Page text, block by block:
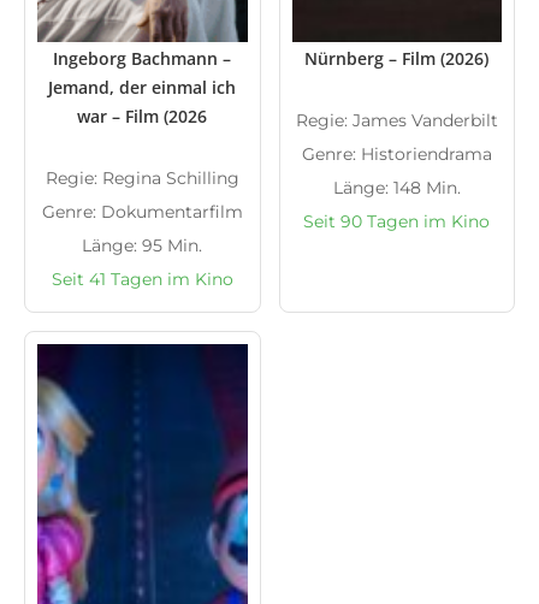
Ingeborg Bachmann –
Jemand, der einmal ich
war – Film (2026
Regie: Regina Schilling
Genre: Dokumentarfilm
Länge: 95 Min.
Seit 41 Tagen im Kino
Nürnberg – Film (2026)
Regie: James Vanderbilt
Genre: Historiendrama
Länge: 148 Min.
Seit 90 Tagen im Kino